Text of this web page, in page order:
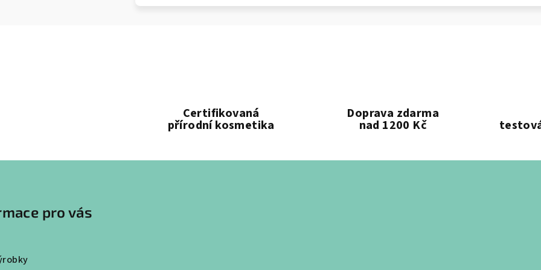
Certifikovaná
přírodní kosmetika
Doprava zdarma
nad 1200 Kč
pro vás